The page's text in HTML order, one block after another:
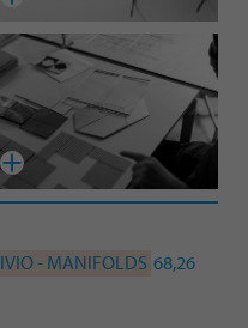
- MANIFOLDS 68,26